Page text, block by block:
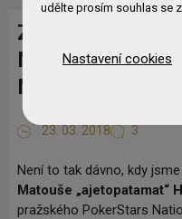
Zlato ze Soči
Matouš
National
23. 03. 2018 3
Není to tak dávno, kdy
Matouše „ajetopatamat“
pražského PokerStars
udělte prosím souhlas se
Nastavení cookies